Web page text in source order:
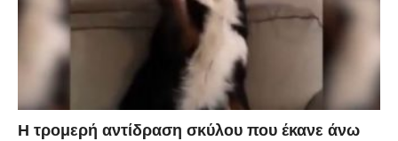
Η τρομερή αντίδραση σκύλου που έκανε άνω